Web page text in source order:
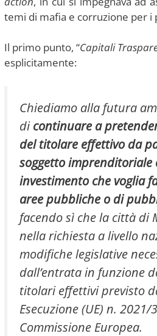
temi di mafia e corruzione per i
Il primo punto, “Capitali
esplicitamente:
Chiediamo alla futura
dicontinuare a
del titolare effettivo da
soggetto imprenditoriale
investimento che voglia
aree pubbliche o di
facendo sì che la città di
nella richiesta a livello
modifiche legislative
dall’entrata in funzione
titolari effettivi previsto
Esecuzione (UE) n.
Commissione Europea.